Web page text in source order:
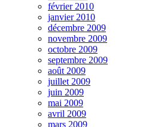
février 2010
janvier 2010
décembre 2009
novembre 2009
octobre 2009
septembre 2009
août 2009
juillet 2009
juin 2009
mai 2009
avril 2009
mars 2009